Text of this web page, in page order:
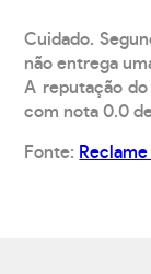
Cuidado.
não entrega
A reputação
com nota 0.0
Fonte: